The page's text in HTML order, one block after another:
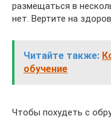
размещаться в
нет. Вертите на
Читайте также:
обучение
Чтобы похудеть с